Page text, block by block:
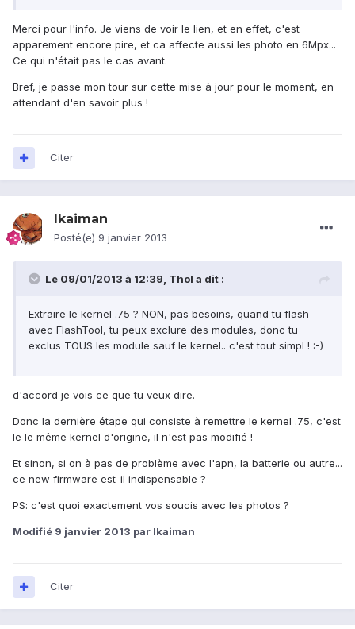
Merci pour l'info. Je viens de voir le lien, et en effet, c'est
apparement encore pire, et ca affecte aussi les photo en 6Mpx...
Ce qui n'était pas le cas avant.
Bref, je passe mon tour sur cette mise à jour pour le moment, en
attendant d'en savoir plus !
Citer
lkaiman
Posté(e) 9 janvier 2013
Le 09/01/2013 à 12:39, Thol a dit :
Extraire le kernel .75 ? NON, pas besoins, quand tu flash
avec FlashTool, tu peux exclure des modules, donc tu
exclus TOUS les module sauf le kernel.. c'est tout simpl ! :-)
d'accord je vois ce que tu veux dire.
Donc la dernière étape qui consiste à remettre le kernel .75, c'est
le le même kernel d'origine, il n'est pas modifié !
Et sinon, si on à pas de problème avec l'apn, la batterie ou autre...
ce new firmware est-il indispensable ?
PS: c'est quoi exactement vos soucis avec les photos ?
Modifié 9 janvier 2013 par lkaiman
Citer